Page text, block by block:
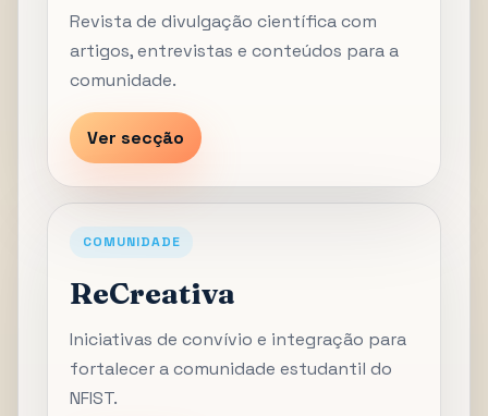
Revista de divulgação científica com
artigos, entrevistas e conteúdos para a
comunidade.
Ver secção
COMUNIDADE
ReCreativa
Iniciativas de convívio e integração para
fortalecer a comunidade estudantil do
NFIST.